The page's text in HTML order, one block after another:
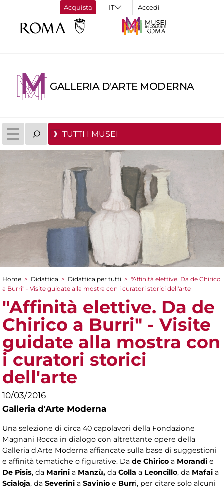
Acquista Accedi
GALLERIA D'ARTE MODERNA
TUTTI I MUSEI
Tu sei qui
Home > Didattica > Didattica per tutti > "Affinità elettive. Da de Chirico
a Burri" - Visite guidate alla mostra con i curatori storici dell'arte
"Affinità elettive. Da de
Chirico a Burri" - Visite
guidate alla mostra con
i curatori storici
dell'arte
10/03/2016
Galleria d'Arte Moderna
Una selezione di circa 40 capolavori della Fondazione
Magnani Rocca in dialogo con altrettante opere della
Galleria d'Arte Moderna affiancate sulla base di suggestioni
e affinità tematiche o figurative. Da de Chirico a Morandi e
De Pisis, da Marini a Manzù, da Colla a Leoncillo, da Mafai a
Scialoja, da Severini a Savinio e Burri, per citare solo alcuni